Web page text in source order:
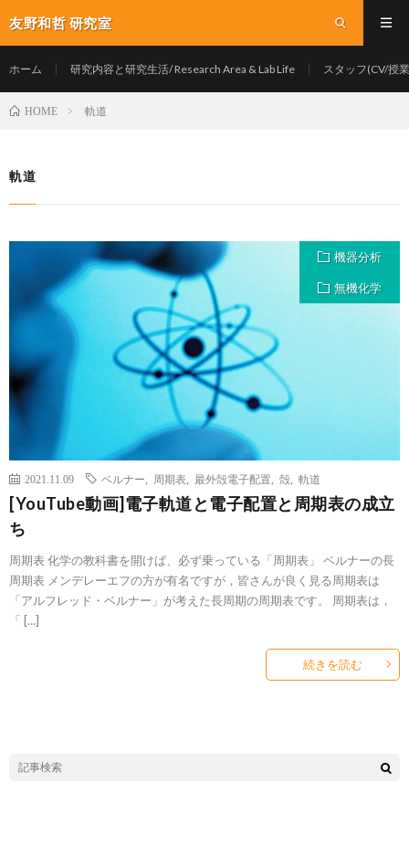
友野和哲 研究室
ホーム 研究内容と研究生活/ Research Area & Lab Life スタッフ(CV/授
HOME 軌道
軌道
機器分析
無機化学
2021.11.09 ベルナー 周期表 最外殻電子配置 殻 軌道
[YouTube動画]電子軌道と電子配置と周期表の成立
ち
周期表 化学の教科書を開けば、必ず乗っている「周期表」 ベルナーの長
周期表 メンデレーエフの方が有名ですが，皆さんが良く見る周期表は
「アルフレッド・ベルナー」が考えた長周期の周期表です。 周期表は，
「 […]
続きを読む